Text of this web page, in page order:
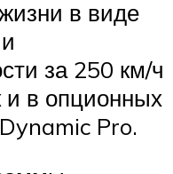
в виде
за 250 км/ч
и в опционных
Pro.